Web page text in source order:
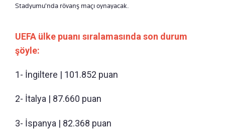
Stadyumu'nda rövanş maçı oynayacak.
UEFA ülke puanı sıralamasında son durum
şöyle:
1- İngiltere | 101.852 puan
2- İtalya | 87.660 puan
3- İspanya | 82.368 puan